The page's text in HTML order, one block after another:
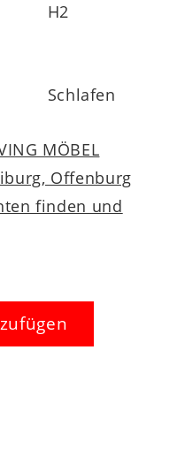
H2
Schlafen
MÖBEL
Offenburg
finden und